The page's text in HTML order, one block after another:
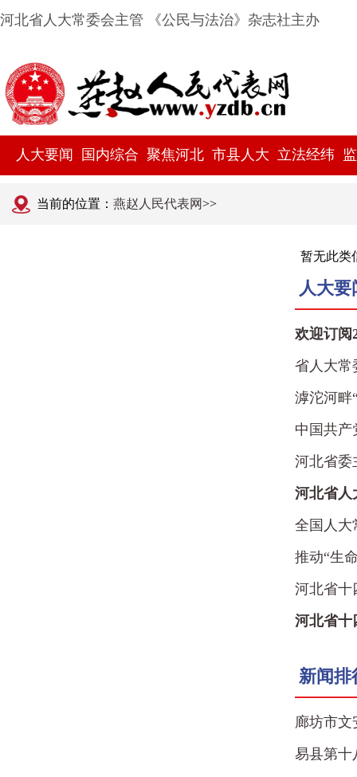
河北省人大常委会主管 《公民与法治》杂志社主办
人大要闻 国内综合 聚焦河北 市县人大 立法经纬
当前的位置： 燕赵人民代表网>>
暂无此类
人大要
欢迎订阅
省人大常
会
滹沱河畔
中国共产
中国
河北省委
河北省人
全国人大
推动“生
北
河北省十
河北省十
新闻排
廊坊市文
易县第十